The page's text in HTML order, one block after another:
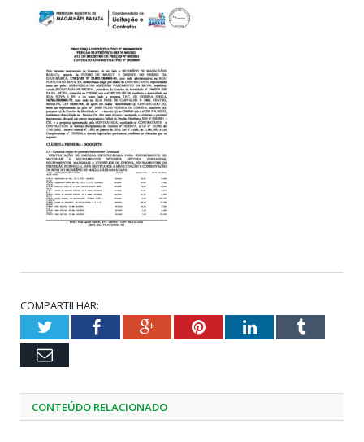
COMPARTILHAR:
TwitterFacebookGoogle+PinterestLinkedInTumblr
Email
CONTEÚDO RELACIONADO